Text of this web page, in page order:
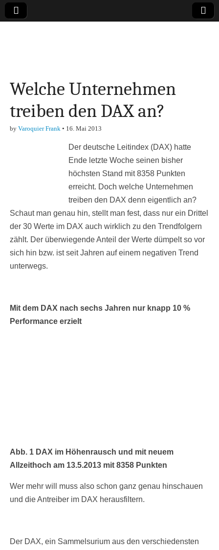
Finanzen,
Marketing-, Vertrieb-
& Investment-Tipps
Welche Unternehmen
treiben den DAX an?
by Varoquier Frank • 16. Mai 2013
Der deutsche Leitindex (DAX) hatte
Ende letzte Woche seinen bisher
höchsten Stand mit 8358 Punkten
erreicht. Doch welche Unternehmen
treiben den DAX denn eigentlich an?
Schaut man genau hin, stellt man fest, dass nur ein Drittel
der 30 Werte im DAX auch wirklich zu den Trendfolgern
zählt. Der überwiegende Anteil der Werte dümpelt so vor
sich hin bzw. ist seit Jahren auf einem negativen Trend
unterwegs.
Mit dem DAX nach sechs Jahren nur knapp 10 %
Performance erzielt
Abb. 1 DAX im Höhenrausch und mit neuem
Allzeithoch am 13.5.2013 mit 8358 Punkten
Wer mehr will muss also schon ganz genau hinschauen
und die Antreiber im DAX herausfiltern.
Der DAX, ein Sammelsurium aus den verschiedensten